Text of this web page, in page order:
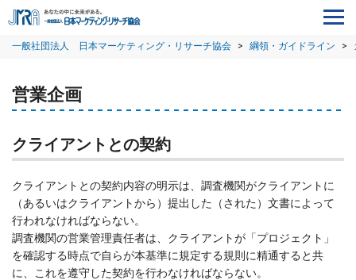
一般社団法人 日本マーケティング・リサーチ協会 > 綱領・ガイドライン >
営業企画
クライアントとの契約
クライアントとの契約内容の明示は、調査機関がクライアントに
（あるいはクライアントから）提出した（された）文書によって
行われなければならない。
調査機関の営業管理責任者は、クライアントが「プロジェクト」
を確認する時点で自らが本基準に規定する規則に精通すると共
に、これを遵守した契約を行わなければならない。